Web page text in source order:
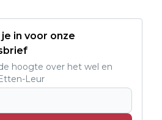
in voor onze
hoogte over het wel en
Leur